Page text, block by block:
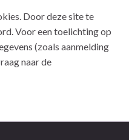
Door deze site te
Voor een toelichting op
(zoals aanmelding
naar de